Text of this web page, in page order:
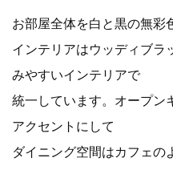
お部屋全体を白と黒の無彩
インテリアはウッディブラ
みやすいインテリアで
統一しています。オープン
アクセントにして
ダイニング空間はカフェの